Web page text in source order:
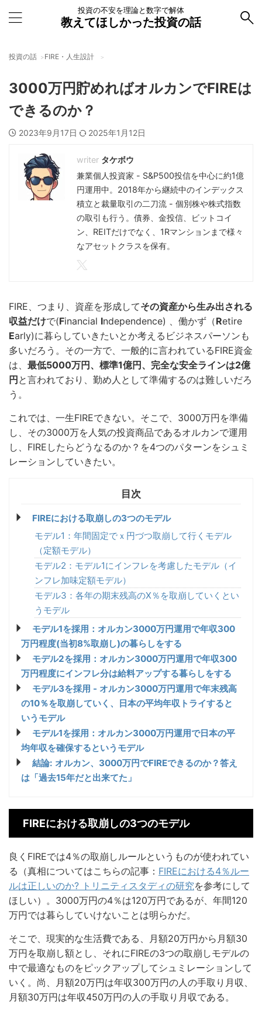
投資の不安を理論と数字で解体
教えてほしかった投資の話
投資の話 FIRE・人生設計
3000万円貯めればオルカンでFIREは
できるのか？
2023年9月17日 2025年1月12日
タケボウ
兼業個人投資家 - S&P500投信を中心に約1億
円運用中。2018年から継続中のインデックス
積立と裁量取引の二刀流 - 個別株や株式指数
の取引も行う。債券、金投信、ビットコイ
ン、REITだけでなく、1Rマンションまで様々
なアセットクラスを保有。
FIRE、つまり、資産を形成してその資産から生み出される
収益だけで(Financial Independence) 、働かず（Retire
Early)に暮らしていきたいとか考えるビジネスパーソンも
多いだろう。その一方で、一般的に言われているFIRE資金
は、 最低5000万円、標準1億円、完全な安全ラインは2億
円 と言われており、勤め人として準備するのは難しいだろ
う。
これでは、一生FIREできない。そこで、3000万円を準備
し、その3000万を人気の投資商品であるオルカンで運用
し、FIREしたらどうなるのか？を4つのパターンをシュミ
レーションしていきたい。
FIREにおける取崩しの3つのモデル
モデル1：年間固定でｘ円づつ取崩して行くモデル
（定額モデル）
モデル2：モデル1にインフレを考慮したモデル（イ
ンフレ加味定額モデル）
モデル3：各年の期末残高のX％を取崩していくとい
うモデル
モデル1を採用：オルカン3000万円運用で年収300
万円程度(当初8%取崩し)の暮らしをする
モデル2を採用：オルカン3000万円運用で年収300
万円程度にインフレ分は給料アップする暮らしをする
モデル3を採用 - オルカン3000万円運用で年末残高
の10％を取崩していく、日本の平均年収トライすると
いうモデル
モデル1を採用：オルカン3000万円運用で日本の平
均年収を確保するというモデル
結論: オルカン、3000万円でFIREできるのか？答え
は「過去15年だと出来てた」
FIREにおける取崩しの3つのモデル
良くFIREでは4％の取崩しルールというものが使われてい
る（真相についてはこちらの記事： FIREにおける4％ルー
ルは正しいのか? トリニティスタディの研究を参考にして
ほしい）。3000万円の4％は120万円であるが、年間120
万円では暮らしていけないことは明らかだ。
そこで、現実的な生活費である、月額20万円から月額30
万円を取崩し額とし、それにFIREの3つの取崩しモデルの
中で最適なものをピックアップしてシュミレーションして
いく。尚、月額20万円は年収300万円の人の手取り月収、
月額30万円は年収450万円の人の手取り月収である。